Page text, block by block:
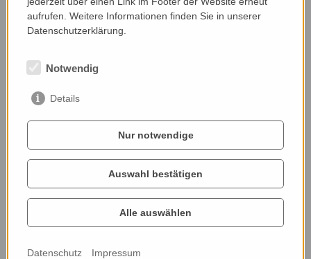
aufrufen. Weitere Informationen finden Sie in unserer
Datenschutzerklärung.
Notwendig
Details
Nur notwendige
Auswahl bestätigen
Alle auswählen
Datenschutz Impressum